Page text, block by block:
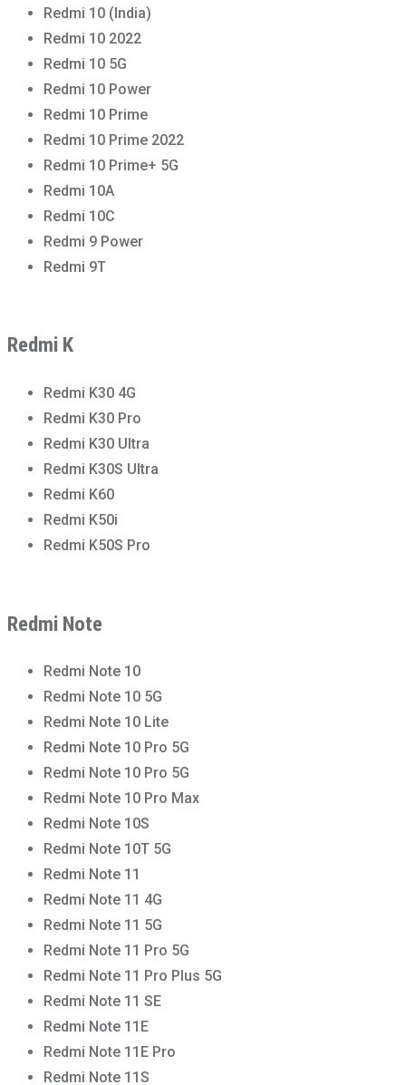
Redmi 10 (India)
Redmi 10 2022
Redmi 10 5G
Redmi 10 Power
Redmi 10 Prime
Redmi 10 Prime 2022
Redmi 10 Prime+ 5G
Redmi 10A
Redmi 10C
Redmi 9 Power
Redmi 9T
Redmi K
Redmi K30 4G
Redmi K30 Pro
Redmi K30 Ultra
Redmi K30S Ultra
Redmi K60
Redmi K50i
Redmi K50S Pro
Redmi Note
Redmi Note 10
Redmi Note 10 5G
Redmi Note 10 Lite
Redmi Note 10 Pro 5G
Redmi Note 10 Pro 5G
Redmi Note 10 Pro Max
Redmi Note 10S
Redmi Note 10T 5G
Redmi Note 11
Redmi Note 11 4G
Redmi Note 11 5G
Redmi Note 11 Pro 5G
Redmi Note 11 Pro Plus 5G
Redmi Note 11 SE
Redmi Note 11E
Redmi Note 11E Pro
Redmi Note 11S